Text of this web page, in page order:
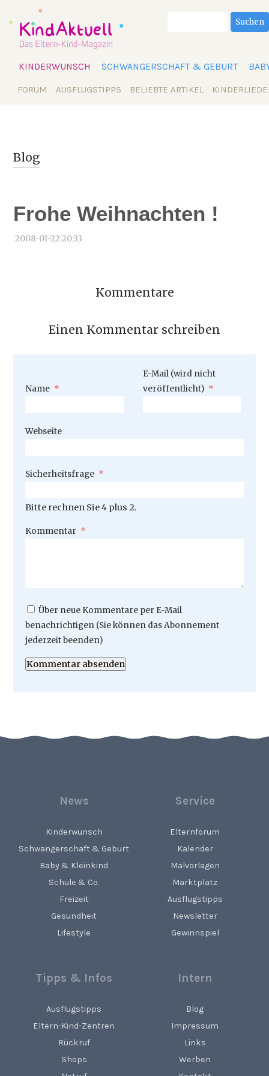
überspringen
KINDERWUNSCH SCHWANGERSCHAFT & GEBURT
Navigation
FORUM AUSFLUGSTIPPS BELIEBTE ARTIKEL
Suchen
Blog
Frohe Weihnachten !
2008-01-22 20:33
Kommentare
Einen Kommentar schreiben
Pflichtfeld
Name *
Pflichtfeld
E-Mail (wird nicht
veröffentlicht) *
Webseite
Pflichtfeld
Sicherheitsfrage *
Bitte rechnen Sie 4 plus 2.
Pflichtfeld
Kommentar *
Über neue Kommentare per E-Mail
benachrichtigen (Sie können das Abonnement
jederzeit beenden)
Kommentar absenden
News
Kinderwunsch
Schwangerschaft & Geburt
Baby & Kleinkind
Schule & Co.
Freizeit
Gesundheit
Lifestyle
Service
Elternforum
Kalender
Malvorlagen
Marktplatz
Ausflugstipps
Newsletter
Gewinnspiel
Tipps & Infos
Ausflugstipps
Eltern-Kind-Zentren
Rückruf
Shops
Intern
Blog
Impressum
Links
Werben